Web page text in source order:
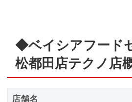
◆ベイシアフード
松都田店テクノ店
店舗名